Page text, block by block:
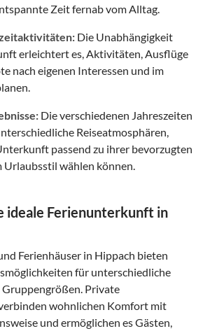
Zeit fernab vom Alltag.
Die Unabhängigkeit
erleichtert es, Aktivitäten, Ausflüge
nach eigenen Interessen und im
Die verschiedenen Jahreszeiten
Reiseatmosphären,
passend zu ihrer bevorzugten
Urlaubsstil wählen können.
ideale Ferienunterkunft in
Ferienhäuser in Hippach bieten
für unterschiedliche
Private
wohnlichen Komfort mit
und ermöglichen es Gästen,